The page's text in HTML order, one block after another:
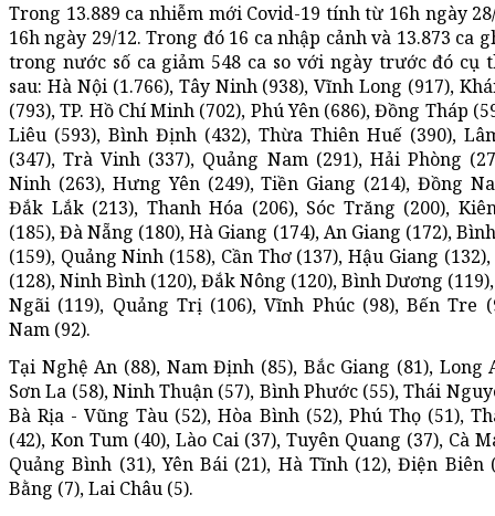
Trong 13.889 ca nhiễm mới Covid-19 tính từ 16h ngày
16h ngày 29/12. Trong đó 16 ca nhập cảnh và 13.873 ca
trong nước số ca giảm 548 ca so với ngày trước đó cụ
sau: Hà Nội (1.766), Tây Ninh (938), Vĩnh Long (917),
(793), TP. Hồ Chí Minh (702), Phú Yên (686), Đồng Tháp
Liêu (593), Bình Định (432), Thừa Thiên Huế (390),
(347), Trà Vinh (337), Quảng Nam (291), Hải Phòng
Ninh (263), Hưng Yên (249), Tiền Giang (214), Đồng
Đắk Lắk (213), Thanh Hóa (206), Sóc Trăng (200),
(185), Đà Nẵng (180), Hà Giang (174), An Giang (172),
(159), Quảng Ninh (158), Cần Thơ (137), Hậu Giang
(128), Ninh Bình (120), Đắk Nông (120), Bình Dương
Ngãi (119), Quảng Trị (106), Vĩnh Phúc (98), Bến Tre
Nam (92).
Tại Nghệ An (88), Nam Định (85), Bắc Giang (81), Long
Sơn La (58), Ninh Thuận (57), Bình Phước (55), Thái
Bà Rịa - Vũng Tàu (52), Hòa Bình (52), Phú Thọ (51),
(42), Kon Tum (40), Lào Cai (37), Tuyên Quang (37), Cà
Quảng Bình (31), Yên Bái (21), Hà Tĩnh (12), Điện Biên
Bằng (7), Lai Châu (5).